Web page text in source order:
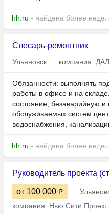
hh.ru - найдена более
Слесарь-ремонтник
Ульяновск компания:
Обязанности: выполнять
работы в офисе и на
состояние, безаварийную
обслуживаемых систем
водоснабжения,
hh.ru - найдена более
Руководитель проекта
от 100 000
компания: Нью Сити Проект